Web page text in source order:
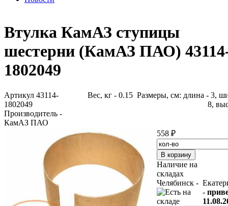
Втулка КамАЗ ступицы
шестерни (КамАЗ ПАО)
1802049
Артикул 43114-
1802049
Производитель -
КамАЗ ПАО
Вес, кг - 0.15 Размеры, см: длина - 3,
8,
558 ₽
Наличие на
складах
Челябинск -
-